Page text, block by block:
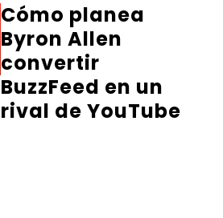
Cómo planea
Byron Allen
convertir
BuzzFeed en un
rival de YouTube